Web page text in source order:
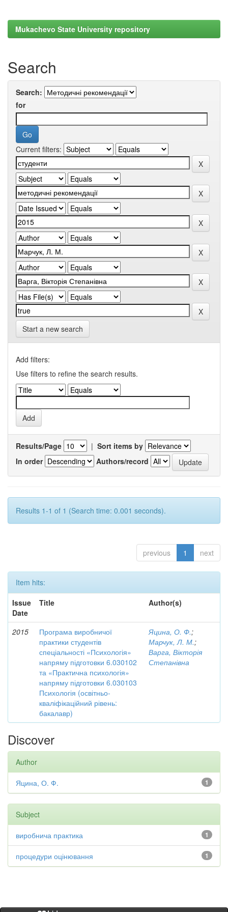
Mukachevo State University repository
Search
Search:
for
Current filters:
Start a new search
Add filters:
Use filters to refine the search results.
Results/Page | Sort items by
In order
Authors/record
Results 1-1 of 1 (Search time: 0.001 seconds).
previous 1 next
Item hits:
Issue
Date
Title Author(s)
2015
Програма виробничої
практики студентів
спеціальності «Психологія»
напряму підготовки 6.030102
та «Практична психологія»
напряму підготовки 6.030103
Психологія (освітньо-
кваліфікаційний рівень:
бакалавр)
Яцина, О. Ф.;
Марчук, Л. М.;
Варга, Вікторія
Степанівна
Discover
Author
1
Яцина, О. Ф.
Subject
1
виробнича практика
1
процедури оцінювання